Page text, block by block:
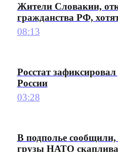
Жители Словакии,
гражданства РФ,
08:13
Росстат
России
03:28
В подполье сообщили,
грузы НАТО